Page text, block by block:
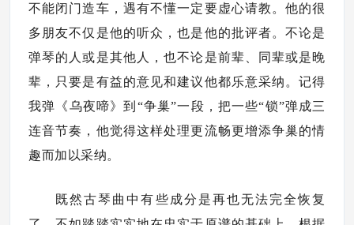
不能闭门造车，遇有不懂一定要虚心请教。他的很
多朋友不仅是他的听众，也是他的批评者。不论是
弹琴的人或是其他人，也不论是前辈、同辈或是晚
辈，只要是有益的意见和建议他都乐意采纳。记得
我弹《乌夜啼》到“争巢”一段，把一些“锁”弹成三
连音节奏，他觉得这样处理更流畅更增添争巢的情
趣而加以采纳。
既然古琴曲中有些成分是再也无法完全恢复